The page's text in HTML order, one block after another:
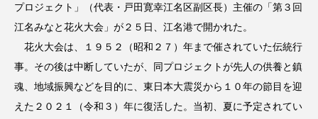
プロジェクト」（代表・戸田寛幸江名区副区長）主催の「第３回
江名みなと花火大会」が２５日、江名港で開かれた。
花火大会は、１９５２（昭和２７）年まで催されていた伝統行
事。その後は中断していたが、同プロジェクトが先人の供養と鎮
魂、地域振興などを目的に、東日本大震災から１０年の節目を迎
えた２０２１（令和３）年に復活した。当初、夏に予定されてい